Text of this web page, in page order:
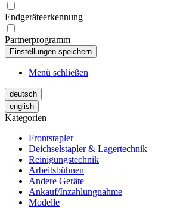
Endgeräteerkennung
Partnerprogramm
Menü schließen
deutsch
english
Kategorien
Frontstapler
Deichselstapler & Lagertechnik
Reinigungstechnik
Arbeitsbühnen
Andere Geräte
Ankauf/Inzahlungnahme
Modelle